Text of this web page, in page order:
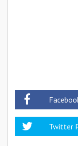
Twitter